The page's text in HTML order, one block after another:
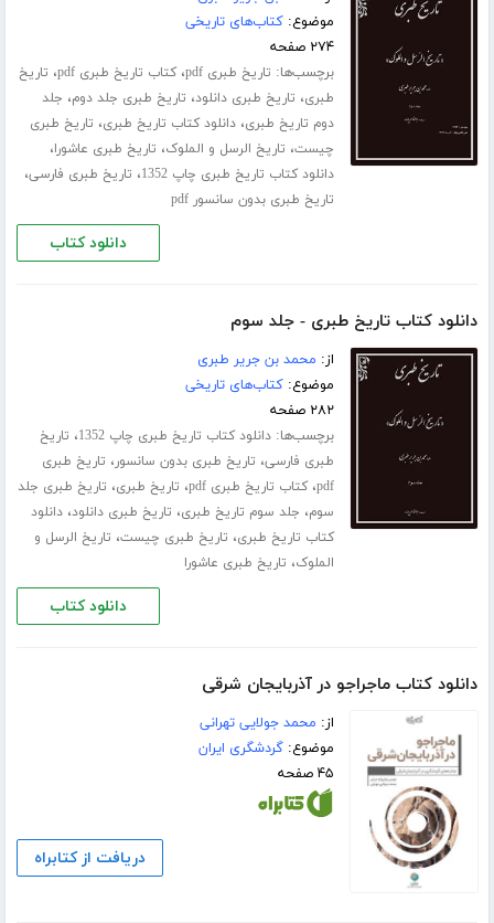
موضوع:کتاب‌های تاریخی
۲۷۴ صفحه
برچسب‌ها: تاریخ طبری pdf ،کتاب تاریخ طبری pdf ، تاریخ
طبری، تاریخ طبری دانلود، تاریخ طبری جلد دوم، جلد
دوم تاریخ طبری،دانلود کتاب تاریخ طبری، تاریخ طبری
چیست، تاریخ الرسل و الملوک، تاریخ طبری عاشورا،
دانلود کتاب تاریخ طبری چاپ 1352 ، تاریخ طبری فارسی،
تاریخ طبری بدون سانسور pdf
دانلود کتاب
دانلود کتاب تاریخ طبری - جلد سوم
از: محمد بن جریر طبری
موضوع:کتاب‌های تاریخی
۲۸۲ صفحه
برچسب‌ها:دانلود کتاب تاریخ طبری چاپ 1352 ، تاریخ
طبری فارسی، تاریخ طبری بدون سانسور، تاریخ طبری
pdf،کتاب تاریخ طبری pdf ، تاریخ طبری، تاریخ طبری جلد
سوم، جلد سوم تاریخ طبری، تاریخ طبری دانلود،دانلود
کتاب تاریخ طبری، تاریخ طبری چیست، تاریخ الرسل و
الملوک، تاریخ طبری عاشورا
دانلود کتاب
دانلود کتاب ماجراجو در آذربایجان شرقی
از: محمد جولایی تهرانی
موضوع:گردشگری ایران
۴۵ صفحه
دریافت از کتابراه